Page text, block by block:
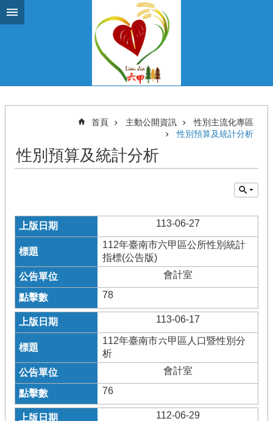
跳到主要內容區塊
首頁 主動公開資訊
性別主流化專區
性別預算及統計分析
性別預算及統計分析
113-06-27
112年臺南市六甲區公所性別統計
指標(公告版)
會計室
78
113-06-17
112年臺南市六甲區人口暨性別分
析
會計室
76
112-06-29